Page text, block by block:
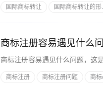
国际商标转让 国际商标转让的形
商标注册容易遇见什么
商标注册容易遇见什么问题，这
商标注册 商标注册问题 商